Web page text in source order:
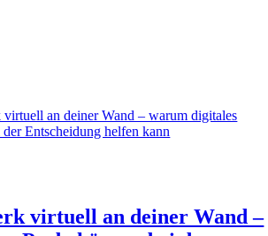
an deiner Wand – warum digitales
der Entscheidung helfen kann
virtuell an deiner Wand –